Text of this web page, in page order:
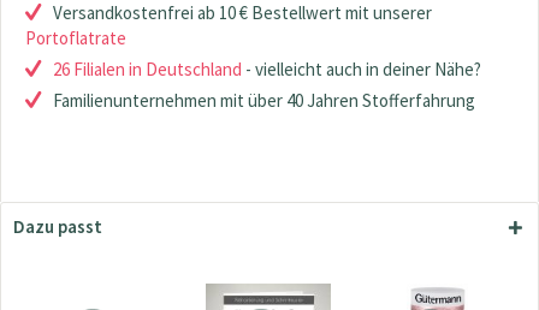
Versandkostenfrei ab 10 € Bestellwert mit unserer
Portoflatrate
26 Filialen in Deutschland - vielleicht auch in deiner Nähe?
Familienunternehmen mit über 40 Jahren Stofferfahrung
Dazu passt